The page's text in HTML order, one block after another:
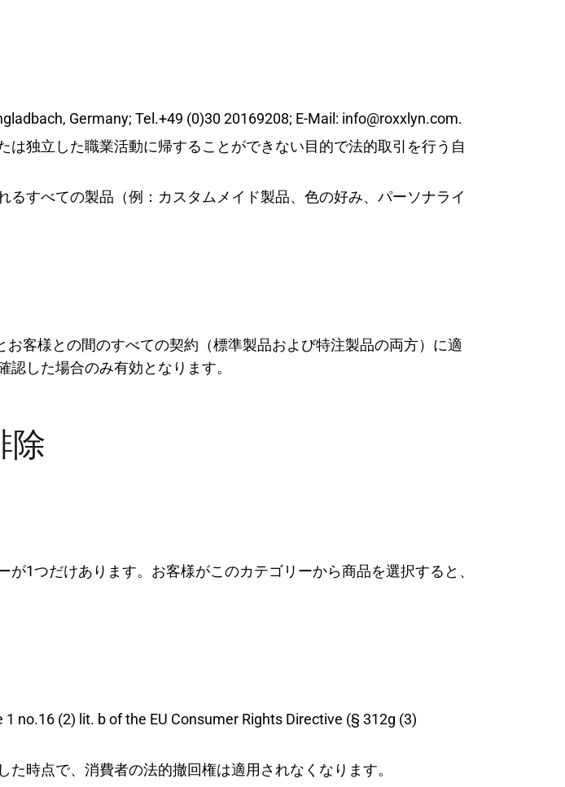
Germany; Tel.+49 (0)30 20169208; E-Mail: info@roxxlyn.com.
独立した職業活動に帰することができない目的で法的取引を行う自
るすべての製品（例：カスタムメイド製品、色の好み、パーソナライ
客様との間のすべての契約（標準製品および特注製品の両方）に適
した場合のみ有効となります。
除
1つだけあります。お客様がこのカテゴリーから商品を選択すると、
no.16 (2) lit. b of the EU Consumer Rights Directive (§ 312g (3)
時点で、消費者の法的撤回権は適用されなくなります。